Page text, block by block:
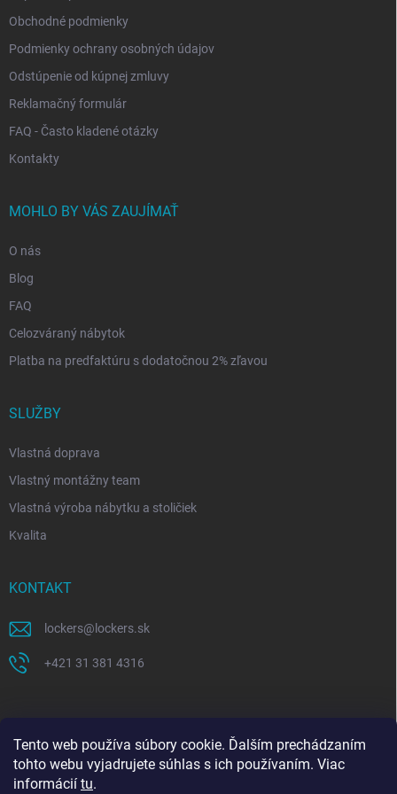
Tento web používa súbory cookie. Ďalším prechádzaním
tohto webu vyjadrujete súhlas s ich používaním. Viac
informácií tu.
Obchodné podmienky
Podmienky ochrany osobných údajov
Odstúpenie od kúpnej zmluvy
Reklamačný formulár
FAQ - Často kladené otázky
Kontakty
MOHLO BY VÁS ZAUJÍMAŤ
O nás
Blog
FAQ
Celozváraný nábytok
Platba na predfaktúru s dodatočnou 2% zľavou
SLUŽBY
Vlastná doprava
Vlastný montážny team
Vlastná výroba nábytku a stoličiek
Kvalita
KONTAKT
lockers@ lockers.sk
+421 31 381 4316